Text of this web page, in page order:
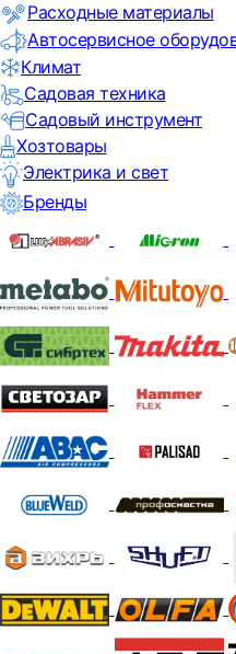
Расходные материалы
Автосервисное
Климат
Садовая техника
Садовый инструмент
Хозтовары
Электрика и свет
Бренды